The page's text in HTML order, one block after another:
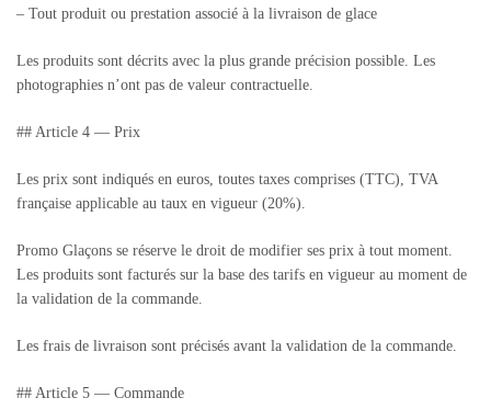
– Tout produit ou prestation associé à la livraison de glace
Les produits sont décrits avec la plus grande précision possible. Les
photographies n’ont pas de valeur contractuelle.
## Article 4 — Prix
Les prix sont indiqués en euros, toutes taxes comprises (TTC), TVA
française applicable au taux en vigueur (20%).
Promo Glaçons se réserve le droit de modifier ses prix à tout moment.
Les produits sont facturés sur la base des tarifs en vigueur au moment de
la validation de la commande.
Les frais de livraison sont précisés avant la validation de la commande.
## Article 5 — Commande